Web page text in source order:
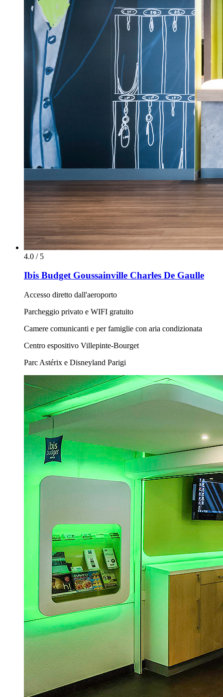
4.0 / 5
Ibis Budget Goussainville Charles De Gaulle
Accesso diretto dall'aeroporto
Parcheggio privato e WIFI gratuito
Camere comunicanti e per famiglie con aria condizionata
Centro espositivo Villepinte-Bourget
Parc Astérix e Disneyland Parigi